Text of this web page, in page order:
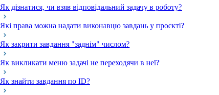
Як дізнатися, чи взяв відповідальний задачу в роботу?
Які права можна надати виконавцю завдань у проєкті?
Як закрити завдання "заднім" числом?
Як викликати меню задачі не переходячи в неї?
Як знайти завдання по ID?